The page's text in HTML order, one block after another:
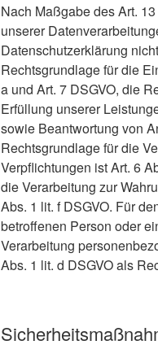
Nach Maßgabe des Art.
unserer
Datenschutzerklärung
Rechtsgrundlage für die
a und Art. 7 DSGVO, die
Erfüllung unserer
sowie Beantwortung von
Rechtsgrundlage für die
Verpflichtungen ist Art. 6
die Verarbeitung zur
Abs. 1 lit. f DSGVO. Für
betroffenen Person oder
Verarbeitung
Abs. 1 lit. d DSGVO als